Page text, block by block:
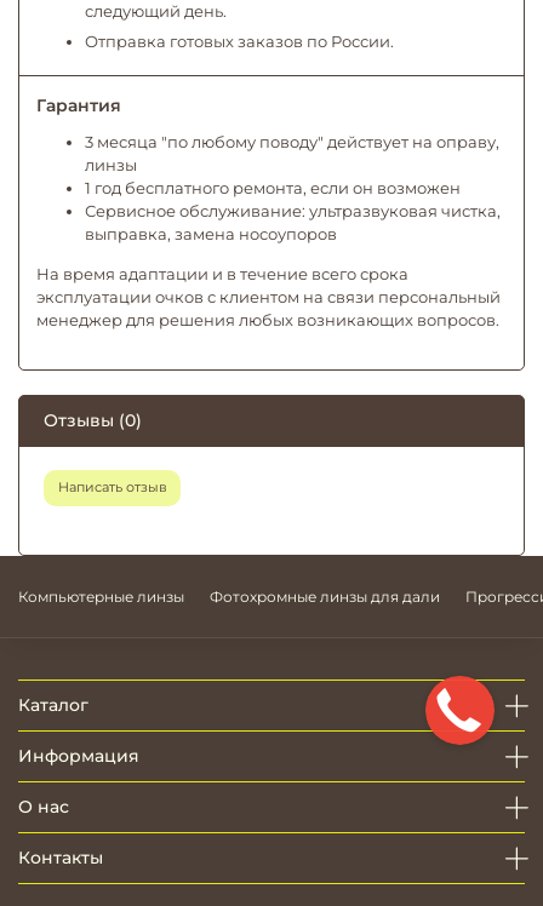
следующий день.
Отправка готовых заказов по России.
Гарантия
3 месяца "по любому поводу" действует на оправу,
линзы
1 год бесплатного ремонта, если он возможен
Сервисное обслуживание: ультразвуковая чистка,
выправка, замена носоупоров
На время адаптации и в течение всего срока
эксплуатации очков с клиентом на связи персональный
менеджер для решения любых возникающих вопросов.
Отзывы (0)
Написать отзыв
Компьютерные линзы Фотохромные линзы для дали
Каталог
Информация
О нас
Контакты